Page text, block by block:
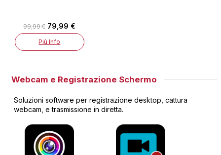
99,99 € 79,99 €
Più Info
Webcam e Registrazione Schermo
Soluzioni software per registrazione desktop, cattura
webcam, e trasmissione in diretta.